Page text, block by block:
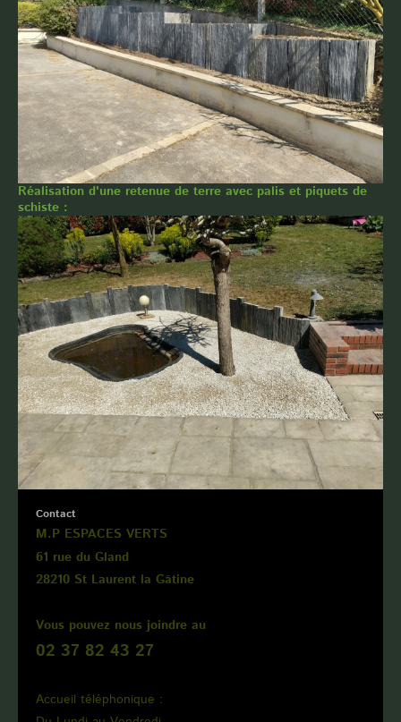
Réalisation d'une retenue de terre avec palis et piquets de
schiste :
Contact
M.P ESPACES VERTS
61 rue du Gland
28210 St Laurent la Gâtine
Vous pouvez nous joindre au
02 37 82 43 27
Accueil téléphonique :